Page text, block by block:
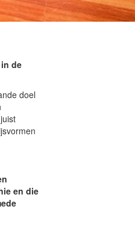
de
doel
en die